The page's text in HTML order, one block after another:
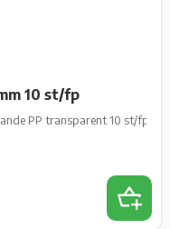
10 st/fp
PP transparent 10 st/fp
Add